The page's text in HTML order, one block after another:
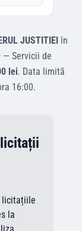
JUSTITIEIîn
— Servicii de
lei. Data limită
16:00.
licitațiile
la